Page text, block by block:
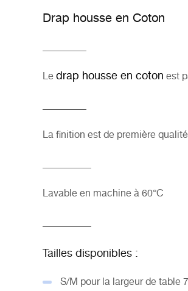
Drap housse en Coton
_________
Ledrap housse en coton est
_________
La finition est de première
__________
Lavable en machine à 60°C
__________
Tailles disponibles :
S/M pour la largeur de table